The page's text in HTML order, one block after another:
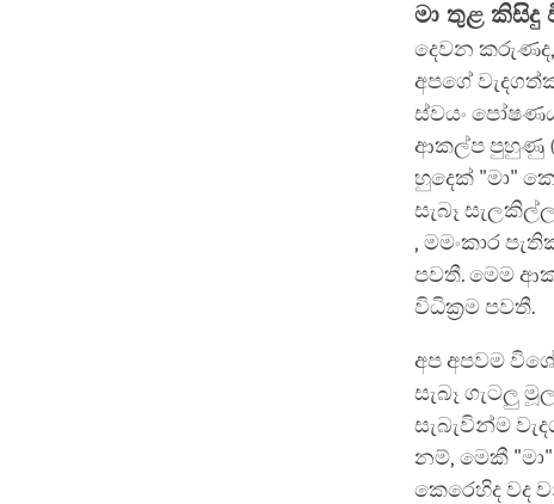
මා තුළ
දෙවන කරුණද,
අපගේ
ස්වයං
ආකල්ප පුහුණු
හුදෙක් "මා"
සැබෑ
, මමංකාර
පවතී. මෙම
විධික්‍රම පවතී.
අප අපවම
සැබෑ ගැටලු
සැබැවින්ම
නම්, මෙකී
කෙරෙහිද වද